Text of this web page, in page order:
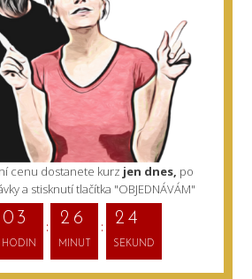
cenu dostanete kurz jen dnes, po
a stisknutí tlačítka "OBJEDNÁVÁM"
0 3
HODIN
2 6
MINUT
2
3
SEKUND